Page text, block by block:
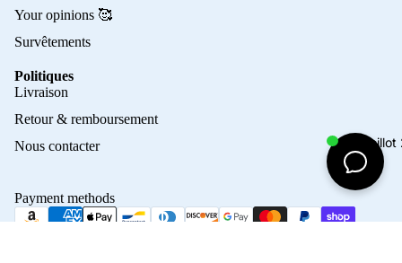
Your opinions 🥰
Survêtements
Politiques
Livraison
Retour & remboursement
Nous contacter
Payment methods
Terms of sale